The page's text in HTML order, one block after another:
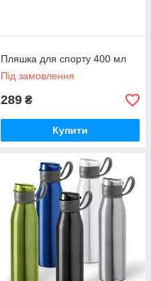
Пляшка для спорту 400 мл
Під замовлення
289 ₴
Купити